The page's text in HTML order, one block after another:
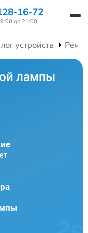
16-72
до 21:00
устройств
лампы